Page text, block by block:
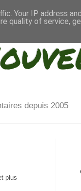
depuis 2005
plus
Your IP address
quality of service,